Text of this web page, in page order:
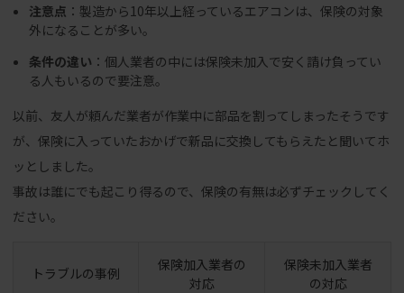
注意点 ：製造から10年以上経っているエアコンは、保険の対象
外になることが多い。
条件の違い ：個人業者の中には保険未加入で安く請け負ってい
る人もいるので要注意。
以前、友人が頼んだ業者が作業中に部品を割ってしまったそうです
が、保険に入っていたおかげで新品に交換してもらえたと聞いてホ
ッとしました。
事故は誰にでも起こり得るので、保険の有無は必ずチェックしてく
ださい。
トラブルの事例
保険加入業者の
対応
保険未加入業者
の対応